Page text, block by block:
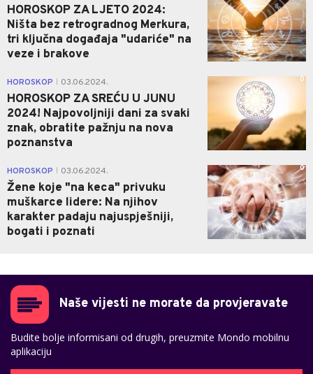
HOROSKOP ZA LJETO 2024:
Ništa bez retrogradnog Merkura,
tri ključna događaja "udariće" na
veze i brakove
HOROSKOP 03.06.2024.
HOROSKOP ZA SREĆU U JUNU
2024! Najpovoljniji dani za svaki
znak, obratite pažnju na nova
poznanstva
0
HOROSKOP 03.06.2024.
Žene koje "na keca" privuku
muškarce lidere: Na njihov
karakter padaju najuspješniji,
bogati i poznati
0
Naše vijesti ne morate da provjeravate
Budite bolje informisani od drugih, preuzmite Mondo mobilnu
aplikaciju